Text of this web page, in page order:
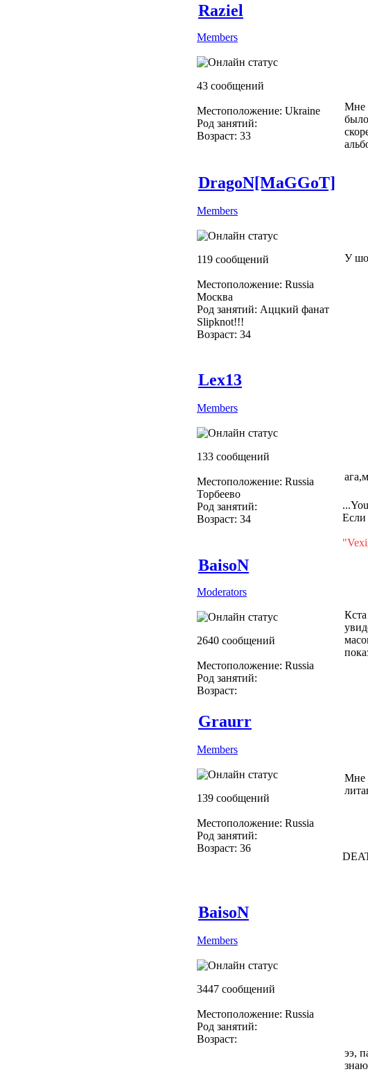
Raziel
Members
43 сообщений
Местоположение: Ukraine
Род занятий:
Возраст: 33
Мне
DragoN[MaGGoT]
Members
119 сообщений
Местоположение: Russia
Москва
Род занятий: Аццкий фанат
Slipknot!!!
Возраст: 34
У
Lex13
Members
133 сообщений
Местоположение: Russia
Торбеево
Род занятий:
Возраст: 34
Если
BaisoN
Moderators
2640 сообщений
Местоположение: Russia
Род занятий:
Возраст:
Graurr
Members
139 сообщений
Местоположение: Russia
Род занятий:
Возраст: 36
Мне
BaisoN
Members
3447 сообщений
Местоположение: Russia
Род занятий:
Возраст:
ээ,